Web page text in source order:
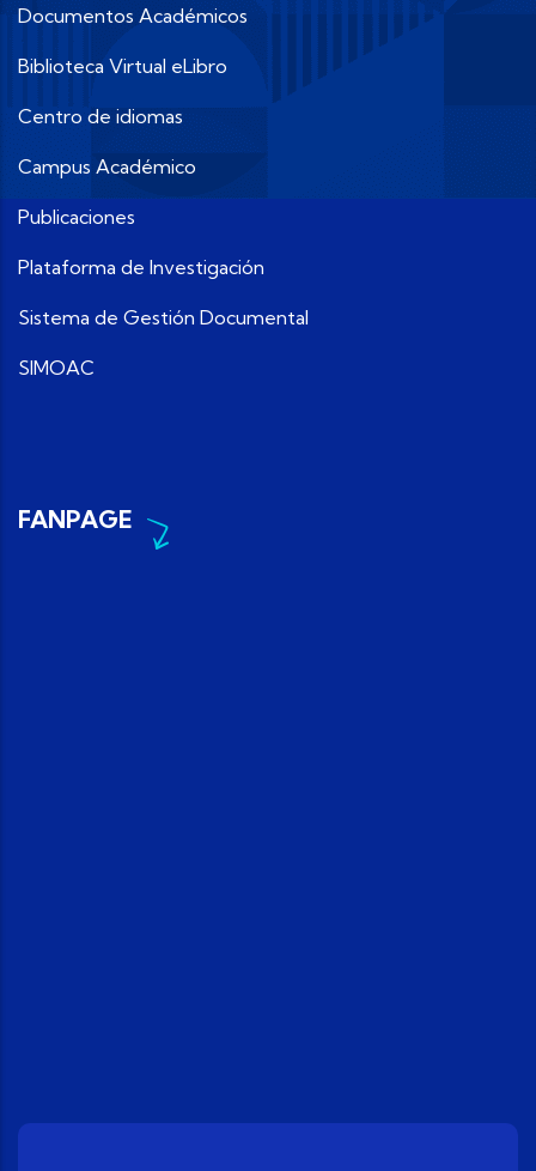
Documentos Académicos
Biblioteca Virtual eLibro
Centro de idiomas
Campus Académico
Publicaciones
Plataforma de Investigación
Sistema de Gestión Documental
SIMOAC
FANPAGE